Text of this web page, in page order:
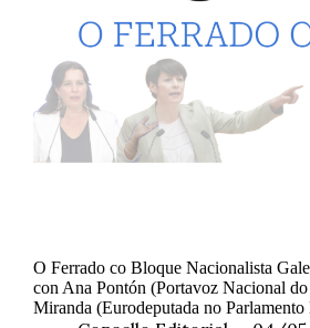
O Ferrado co Bloque Nacionalista
con Ana Pontón (Portavoz Nacional
Miranda (Eurodeputada no Parlamento